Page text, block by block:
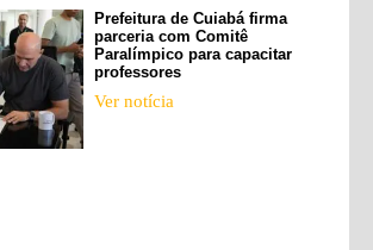
Prefeitura de Cuiabá firma
parceria com Comitê
Paralímpico para capacitar
professores
Ver notícia